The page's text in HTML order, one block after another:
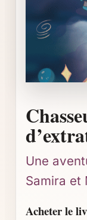
Une
Samira et
Acheter le